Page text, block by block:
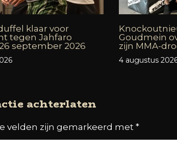
klaar voor
tegen Jahfaro
september 2026
Goudmein
zijn MMA-
4 augustus
achterlaten
velden zijn gemarkeerd met *